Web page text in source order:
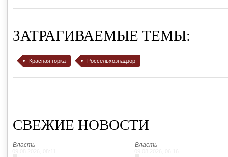
ЗАТРАГИВАЕМЫЕ ТЕМЫ:
Красная горка Россельхознадзор
СВЕЖИЕ НОВОСТИ
Власть Власть